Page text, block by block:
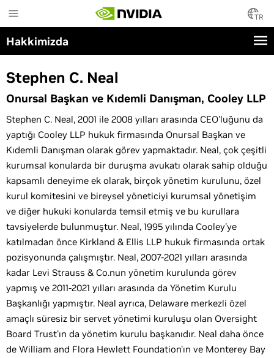
to
main
content
TR
Hakkimizda
Stephen C. Neal
Onursal Başkan ve Kıdemli Danışman, Cooley LLP
Stephen C. Neal, 2001 ile 2008 yılları arasında CEO'luğunu da
yaptığı Cooley LLP hukuk firmasında Onursal Başkan ve
Kıdemli Danışman olarak görev yapmaktadır. Neal, çok çeşitli
kurumsal konularda bir duruşma avukatı olarak sahip olduğu
kapsamlı deneyime ek olarak, birçok yönetim kurulunu, özel
kurul komitesini ve bireysel yöneticiyi kurumsal yönetişim
ve diğer hukuki konularda temsil etmiş ve bu kurullara
tavsiyelerde bulunmuştur. Neal, 1995 yılında Cooley'ye
katılmadan önce Kirkland & Ellis LLP hukuk firmasında ortak
pozisyonunda çalışmıştır. Neal, 2007-2021 yılları arasında
kadar Levi Strauss & Co.nun yönetim kurulunda görev
yapmış ve 2011-2021 yılları arasında da Yönetim Kurulu
Başkanlığı yapmıştır. Neal ayrıca, Delaware merkezli özel
amaçlı süresiz bir servet yönetimi kuruluşu olan Oversight
Board Trust'ın da yönetim kurulu başkanıdır. Neal daha önce
de William and Flora Hewlett Foundation'ın ve Monterey Bay